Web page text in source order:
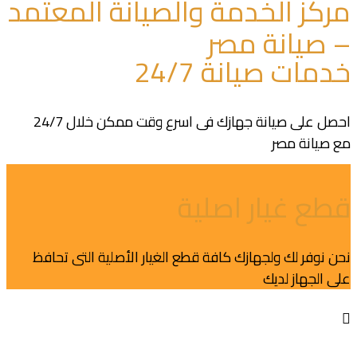
مركز الخدمة والصيانة المعتمد
– صيانة مصر
خدمات صيانة 24/7
احصل على صيانة جهازك فى اسرع وقت ممكن خلال 24/7
مع صيانة مصر
قطع غيار اصلية
نحن نوفر لك ولجهازك كافة قطع الغيار الأصلية التى تحافظ
على الجهاز لديك